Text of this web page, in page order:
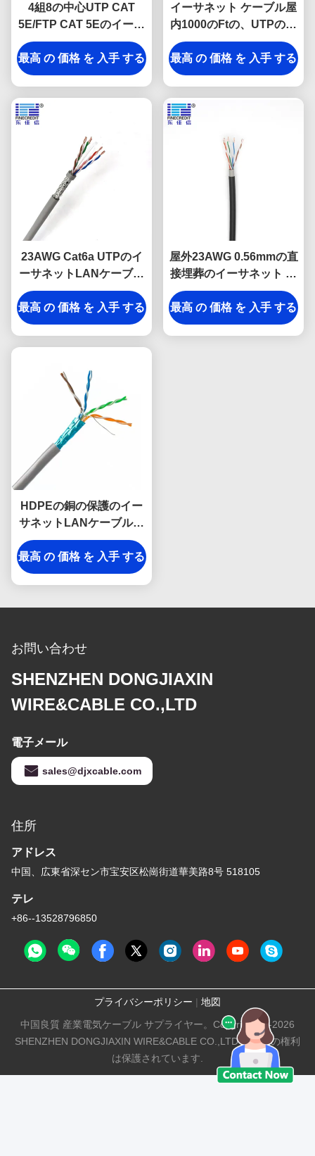
4組8の中心UTP CAT
5E/FTP CAT 5Eのイーサ
ネットLANケーブルの
HDPEはネットワーク ケ
ーブルを絶縁した
最高 の 価格 を 入手 する
イーサネット ケーブル屋
内1000のFtの、UTPの大
きさ23awg Cat6ケーブル
最高 の 価格 を 入手 する
23AWG Cat6a UTPのイ
ーサネットLANケーブル
4はおおわれる歪んだポ
リ塩化ビニールを組み合
わせる
最高 の 価格 を 入手 する
屋外23AWG 0.56mmの直
接埋葬のイーサネット ケ
ーブルの倍の外装
最高 の 価格 を 入手 する
HDPEの銅の保護のイー
サネットLANケーブル、
DJXのデータ ケーブル
Cat5e Utp 26awg 4は組
み合わせる
最高 の 価格 を 入手 する
お問い合わせ
SHENZHEN DONGJIAXIN
WIRE&CABLE CO.,LTD
電子メール
sales@djxcable.com
住所
アドレス
中国、広東省深セン市宝安区松崗街道華美路8号 518105
テレ
+86--13528796850
プライバシーポリシー | 地図
中国良質 産業電気ケーブル サプライヤー。Copyright © -2026
SHENZHEN DONGJIAXIN WIRE&CABLE CO.,LTD すべての権利
は保護されています.